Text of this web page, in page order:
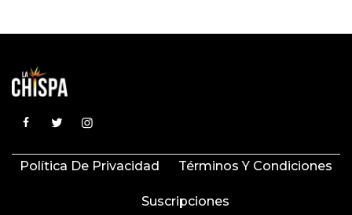
Política De Privacidad Términos Y Condiciones
Suscripciones